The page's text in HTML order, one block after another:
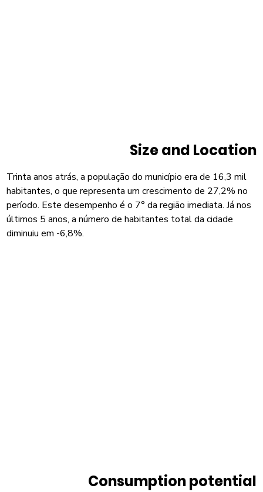
Size and Location
Trinta anos atrás, a população do município era de 16,3 mil
habitantes, o que representa um crescimento de 27,2% no
período. Este desempenho é o 7° da região imediata. Já nos
últimos 5 anos, a número de habitantes total da cidade
diminuiu em -6,8%.
Consumption potential